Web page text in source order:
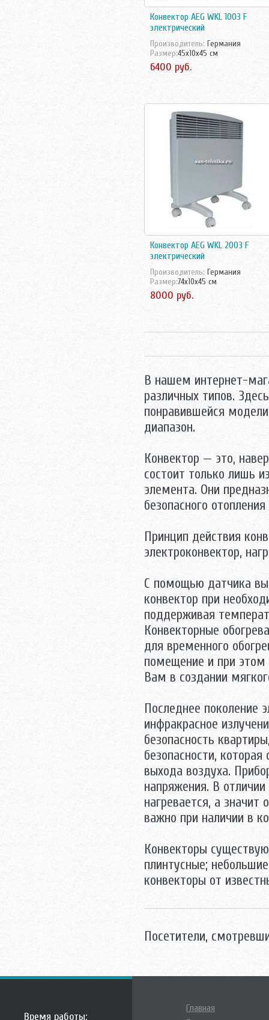
Конвектор AEG WKL 1003 F
электрический
Производитель: Германия
Размер:45x10x45 см
6400 руб.
Конвектор AEG WKL 2003 F
электрический
Производитель: Германия
Размер:74x10x45 см
8000 руб.
В нашем интернет-
различных типов.
понравившейся
диапазон.
Конвектор — это,
состоит только лишь
элемента. Они
безопасного
Принцип действия
электроконвектор,
С помощью датчика вы
конвектор при
поддерживая
Конвекторные
для временного
помещение и при этом
Вам в создании
Последнее поколение
инфракрасное
безопасность
безопасности,
выхода воздуха.
напряжения. В
нагревается, а
важно при наличии в
Конвекторы
плинтусные;
конвекторы от
Посетители,
Время работы:
Главная